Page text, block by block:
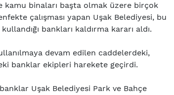
binaları başta olmak üzere birçok
çalışması yapan Uşak Belediyesi, bu
bankları kaldırma kararı aldı.
devam edilen caddelerdeki,
banklar ekipleri harekete geçirdi.
Uşak Belediyesi Park ve Bahçe